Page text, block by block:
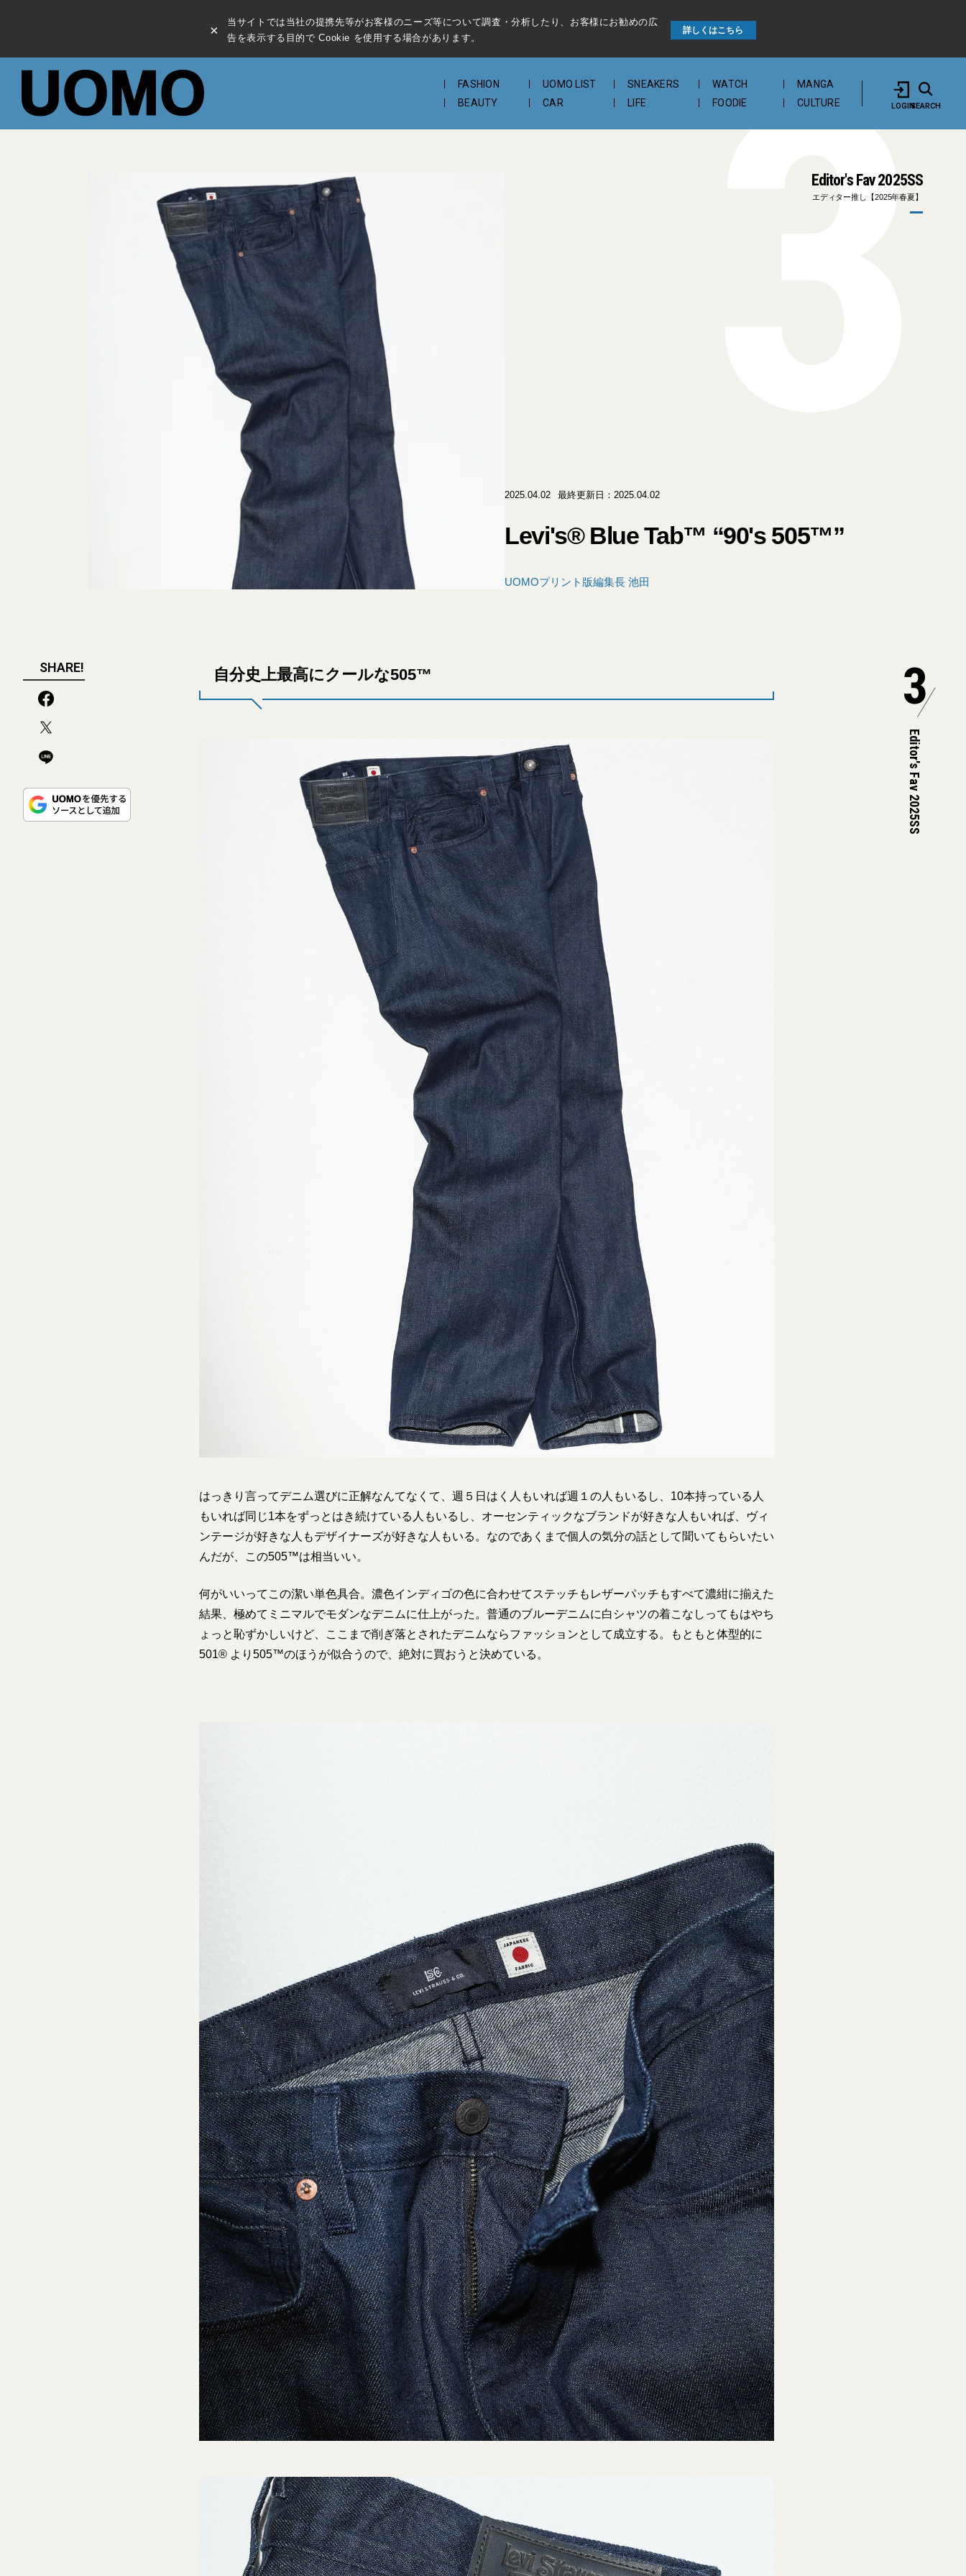
×
当サイトでは当社の提携先等がお客様のニーズ等について調査・分析したり、お客様にお勧めの広
告を表示する目的で Cookie を使用する場合があります。
詳しくはこちら
FASHION UOMO LIST SNEAKERS WATCH
MANGA
BEAUTY
CAR LIFE FOODIE CULTURE LOGINSEARCH
Editor's Fav 2025SS
エディター推し【2025年春夏】
3
2025.04.02 最終更新日：2025.04.02
Levi's® Blue Tab™ “90's 505™”
UOMOプリント版編集長 池田
SHARE! 自分史上最高にクールな505™
はっきり言ってデニム選びに正解なんてなくて、週５日はく人もいれば週１の人もいるし、10本持っている人
もいれば同じ1本をずっとはき続けている人もいるし、オーセンティックなブランドが好きな人もいれば、ヴィ
ンテージが好きな人もデザイナーズが好きな人もいる。なのであくまで個人の気分の話として聞いてもらいたい
んだが、この505™は相当いい。
何がいいってこの潔い単色具合。濃色インディゴの色に合わせてステッチもレザーパッチもすべて濃紺に揃えた
結果、極めてミニマルでモダンなデニムに仕上がった。普通のブルーデニムに白シャツの着こなしってもはやち
ょっと恥ずかしいけど、ここまで削ぎ落とされたデニムならファッションとして成立する。もともと体型的に
501® より505™のほうが似合うので、絶対に買おうと決めている。
3
Editor's Fav 2025SS